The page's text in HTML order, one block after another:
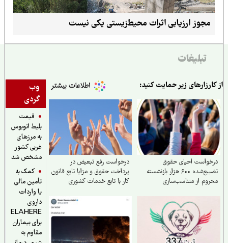
مجوز ارزیابی اثرات محیط‌زیستی یکی نیست
تبلیغات
وب
گردی
قیمت
بلیط اتوبوس
به مرزهای
غربی کشور
مشخص شد
کمک به
تأمین مالی
یا واردات
داروی
ELAHERE
برای بیماران
مقاوم به
زیر حمایت کنید:
احیای حقوق
تضییع‌شده ۶۰۰ هزار بازنشسته
از متناسب‌سازی
درخواست رفع تبعیض در
پرداخت حقوق و مزایا تابع قانون
کار با تابع خدمات کشوری